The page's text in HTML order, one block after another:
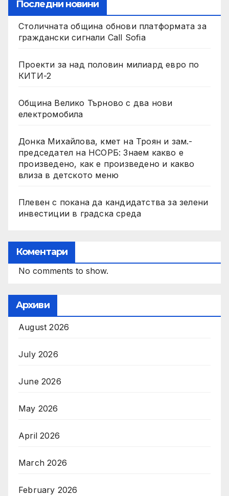
Последни новини
Столичната община обнови платформата за
граждански сигнали Call Sofia
Проекти за над половин милиард евро по
КИТИ-2
Община Велико Търново с два нови
електромобила
Донка Михайлова, кмет на Троян и зам.-
председател на НСОРБ: Знаем какво е
произведено, как е произведено и какво
влиза в детското меню
Плевен с покана да кандидатства за зелени
инвестиции в градска среда
Коментари
No comments to show.
Архиви
August 2026
July 2026
June 2026
May 2026
April 2026
March 2026
February 2026